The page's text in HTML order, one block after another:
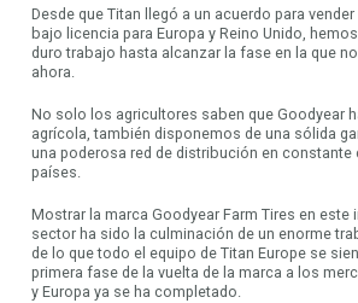
Desde que Titan llegó a un acuerdo para
bajo licencia para Europa y Reino Unido,
duro trabajo hasta alcanzar la fase en la que
ahora.
No solo los agricultores saben que Goodyear
agrícola, también disponemos de una sólida
una poderosa red de distribución en constante
países.
Mostrar la marca Goodyear Farm Tires en este
sector ha sido la culminación de un enorme
de lo que todo el equipo de Titan Europe se
primera fase de la vuelta de la marca a los
y Europa ya se ha completado.